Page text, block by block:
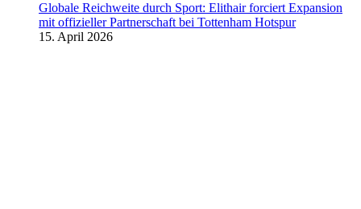
Globale Reichweite durch Sport: Elithair forciert Expansion
mit offizieller Partnerschaft bei Tottenham Hotspur
15. April 2026